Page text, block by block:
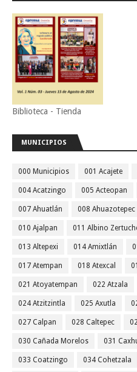
Biblioteca - Tienda
MUNICIPIOS
000 Municipios 001 Acajete
004 Acatzingo 005 Acteopan
007 Ahuatlán 008 Ahuazotepec
010 Ajalpan 011 Albino
013 Altepexi 014 Amixtlán
017 Atempan 018 Atexcal
021 Atoyatempan 022 Atzala
024 Atzitzintla 025 Axutla
027 Calpan 028 Caltepec
030 Cañada Morelos 031
033 Coatzingo 034 Cohetzala